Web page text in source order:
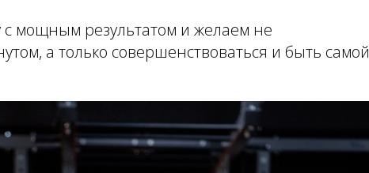
мощным результатом и желаем не
а только совершенствоваться и быть самой